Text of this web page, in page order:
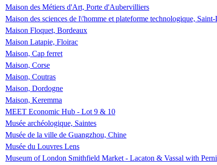
Maison des Métiers d'Art, Porte d'Aubervilliers
Maison des sciences de l\'homme et plateforme technologique,
Maison Floquet, Bordeaux
Maison Latapie, Floirac
Maison, Cap ferret
Maison, Corse
Maison, Coutras
Maison, Dordogne
Maison, Keremma
MEET Economic Hub - Lot 9 & 10
Musée archéologique, Saintes
Musée de la ville de Guangzhou, Chine
Musée du Louvres Lens
Museum of London Smithfield Market - Lacaton & Vassal with